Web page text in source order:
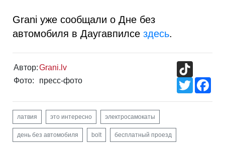
Grani уже сообщали о Дне без
автомобиля в Даугавпилсе здесь.
Автор:Grani.lv
Фото:
пресс-фото
Twitter
латвия это интересно электросамокаты
день без автомобиля bolt бесплатный проезд